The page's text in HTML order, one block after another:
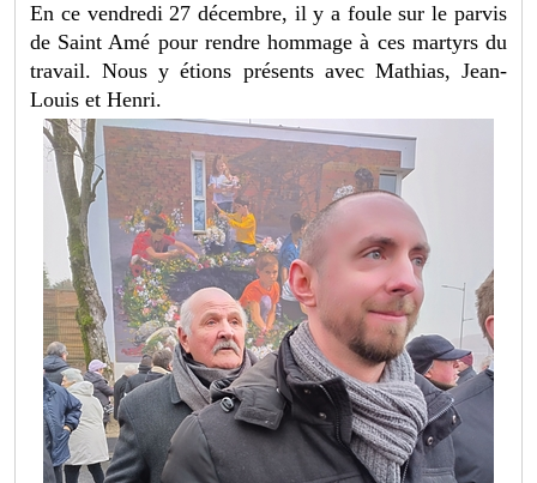
En ce vendredi 27 décembre, il y a foule sur le parvis
de Saint Amé pour rendre hommage à ces martyrs du
travail. Nous y étions présents avec Mathias, Jean-
Louis et Henri.